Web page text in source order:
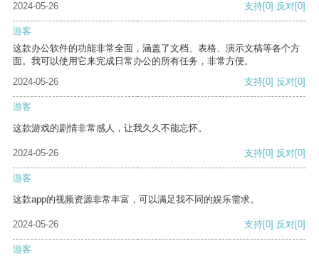
2024-05-26 支持[0] 反对[0]
游客
这款办公软件的功能非常全面，涵盖了文档、表格、演示文稿等各个方
面。我可以使用它来完成日常办公的所有任务，非常方便。
2024-05-26
支持[0] 反对[0]
游客
这款游戏的剧情非常感人，让我久久不能忘怀。
2024-05-26 支持[0] 反对[0]
游客
这款app的视频资源非常丰富，可以满足我不同的娱乐需求。
2024-05-26 支持[0] 反对[0]
游客